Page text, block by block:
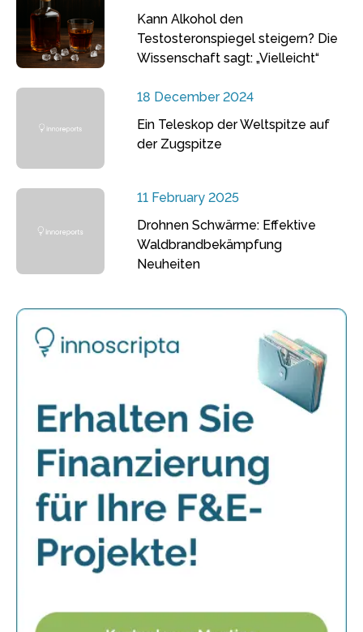
Kann Alkohol den
Testosteronspiegel steigern? Die
Wissenschaft sagt: „Vielleicht“
18 December 2024
Ein Teleskop der Weltspitze auf
der Zugspitze
11 February 2025
Drohnen Schwärme: Effektive
Waldbrandbekämpfung
Neuheiten